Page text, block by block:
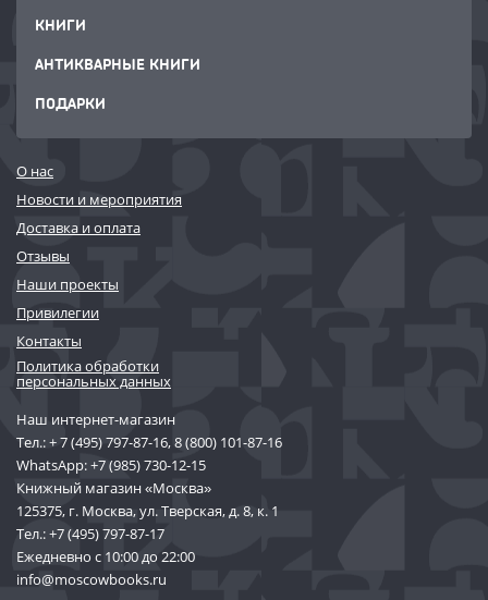
книжных магазинов!
Купить книги в интернет-магазине:
быстро, просто, недорого
требованию. Книга будет изготовлена по индивидуальному
заказу и отпечатана на современном цифровом типографском
оборудовании.
На сайте представлен широкий выбор книг:
• печатные книги
Кроме того, большой ассортимент подарков, подарочных
наборов с книгами, эксклюзивных календарей, канцелярских
принадлежностей и аксессуаров.
Быстрая доставка по Москве и Московской области, а также всей
России по доступным ценам. Доставку осуществляем по адресу и
в пункты самовывоза. Доставка по всему миру компанией DHL!
Доступна оплата наличными и кредитной картой.
Заказать книгу недорого и просто!
КНИГИ
АНТИКВАРНЫЕ КНИГИ
ПОДАРКИ
О нас
Новости и мероприятия
Доставка и оплата
Отзывы
Наши проекты
Привилегии
Контакты
Политика обработки
персональных данных
Наш интернет-магазин
Тел.:+ 7 (495) 797-87-16,8 (800) 101-87-16
WhatsApp:+7 (985) 730-12-15
Книжный магазин «Москва»
125375, г. Москва, ул. Тверская, д. 8, к. 1
Тел.:+7 (495) 797-87-17
Ежедневно с 10:00 до 22:00
info@moscowbooks.ru